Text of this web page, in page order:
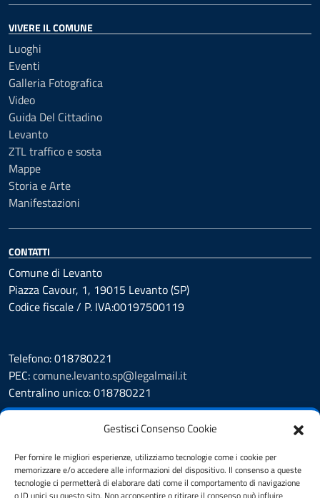
Gestisci Consenso Cookie
Per fornire le migliori esperienze, utilizziamo tecnologie come i cookie per
memorizzare e/o accedere alle informazioni del dispositivo. Il consenso a queste
tecnologie ci permetterà di elaborare dati come il comportamento di navigazione
VIVERE IL COMUNE
Luoghi
Eventi
Galleria Fotografica
Video
Guida Del Cittadino
Levanto
ZTL traffico e sosta
Mappe
Storia e Arte
Manifestazioni
CONTATTI
Comune di Levanto
Piazza Cavour, 1, 19015 Levanto (SP)
Codice fiscale / P. IVA:00197500119
Telefono: 018780221
PEC:comune.levanto.sp@legalmail.it
Centralino unico: 018780221
Prenotazione appuntamento
Segnalazione disservizio
Whistleblowing
Amministrazione Trasparente